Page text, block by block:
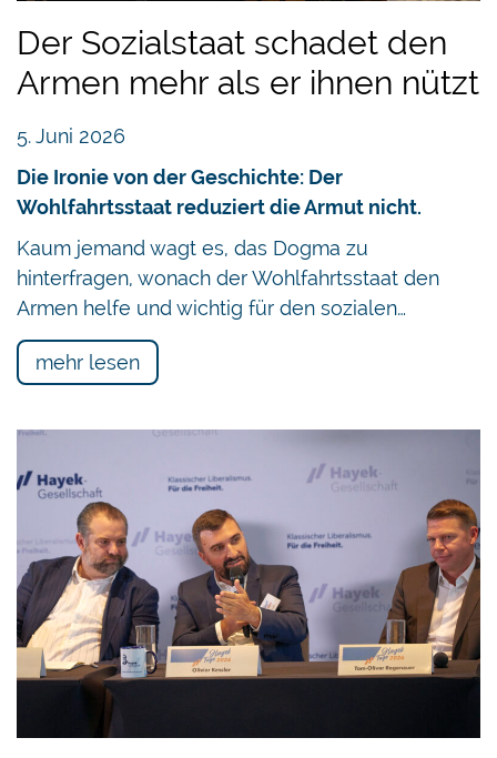
Der Sozialstaat schadet den
Armen mehr als er ihnen nützt
5. Juni 2026
Die Ironie von der Geschichte: Der
Wohlfahrtsstaat reduziert die Armut nicht.
Kaum jemand wagt es, das Dogma zu
hinterfragen, wonach der Wohlfahrtsstaat den
Armen helfe und wichtig für den sozialen…
mehr lesen